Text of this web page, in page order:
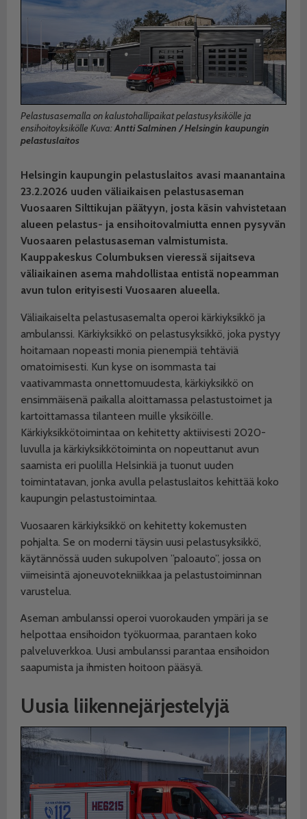
Pelastusasemalla on kalustohallipaikat pelastusyksikölle ja
ensihoitoyksikölle Kuva:Antti Salminen / Helsingin kaupungin
pelastuslaitos
Helsingin kaupungin pelastuslaitos avasi maanantaina
23.2.2026 uuden väliaikaisen pelastusaseman
Vuosaaren Silttikujan päätyyn, josta käsin vahvistetaan
alueen pelastus- ja ensihoitovalmiutta ennen pysyvän
Vuosaaren pelastusaseman valmistumista.
Kauppakeskus Columbuksen vieressä sijaitseva
väliaikainen asema mahdollistaa entistä nopeamman
avun tulon erityisesti Vuosaaren alueella.
Väliaikaiselta pelastusasemalta operoi kärkiyksikkö ja
ambulanssi. Kärkiyksikkö on pelastusyksikkö, joka pystyy
hoitamaan nopeasti monia pienempiä tehtäviä
omatoimisesti. Kun kyse on isommasta tai
vaativammasta onnettomuudesta, kärkiyksikkö on
ensimmäisenä paikalla aloittamassa pelastustoimet ja
kartoittamassa tilanteen muille yksiköille.
Kärkiyksikkötoimintaa on kehitetty aktiivisesti 2020-
luvulla ja kärkiyksikkötoiminta on nopeuttanut avun
saamista eri puolilla Helsinkiä ja tuonut uuden
toimintatavan, jonka avulla pelastuslaitos kehittää koko
kaupungin pelastustoimintaa.
Vuosaaren kärkiyksikkö on kehitetty kokemusten
pohjalta. Se on moderni täysin uusi pelastusyksikkö,
käytännössä uuden sukupolven ”paloauto”, jossa on
viimeisintä ajoneuvotekniikkaa ja pelastustoiminnan
varustelua.
Aseman ambulanssi operoi vuorokauden ympäri ja se
helpottaa ensihoidon työkuormaa, parantaen koko
palveluverkkoa. Uusi ambulanssi parantaa ensihoidon
saapumista ja ihmisten hoitoon pääsyä.
Uusia liikennejärjestelyjä